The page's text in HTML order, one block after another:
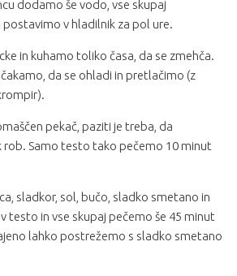
dodamo še vodo, vse skupaj
v hladilnik za pol ure.
in kuhamo toliko časa, da se zmehča.
da se ohladi in pretlačimo (z
pekač, paziti je treba, da
rob. Samo testo tako pečemo 10 minut
sladkor, sol, bučo, sladko smetano in
testo in vse skupaj pečemo še 45 minut
lahko postrežemo s sladko smetano